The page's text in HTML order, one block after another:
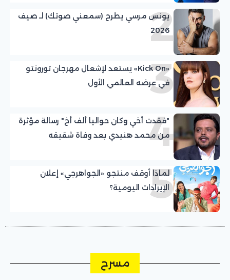
2
يونس مرسي يطرح (سمعني صوتك) لـ صيف
2026
3
«Kick On» يستعد لإشعال مهرجان تورونتو
في عرضه العالمي الأول
4
"فقدت أخي وكان حواليا ألف أخ" رسالة مؤثرة
من محمد هنيدي بعد وفاة شقيقه
5
لماذا أوقف منتجو «الجواهرجي» إعلان
الإيرادات اليومية؟
مسرح